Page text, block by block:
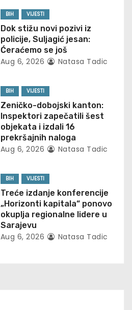
BIH VIJESTI
Dok stižu novi pozivi iz
policije, Suljagić jesan:
Ćeraćemo se još
Aug 6, 2026 Natasa Tadic
BIH VIJESTI
Zeničko-dobojski kanton:
Inspektori zapečatili šest
objekata i izdali 16
prekršajnih naloga
Aug 6, 2026 Natasa Tadic
BIH VIJESTI
Treće izdanje konferencije
„Horizonti kapitala“ ponovo
okuplja regionalne lidere u
Sarajevu
Aug 6, 2026 Natasa Tadic